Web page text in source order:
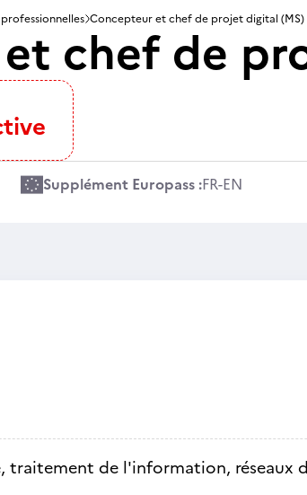
Concepteur et chef de projet digital (MS)
chef de
Supplément Europass :FR-EN
traitement de l'information, réseaux